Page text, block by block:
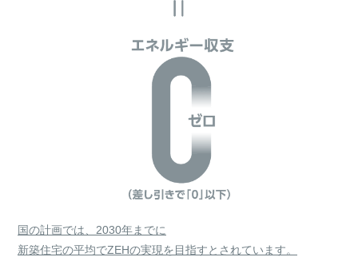
国の計画では、2030年までに
新築住宅の平均でZEHの実現を目指すとされています。